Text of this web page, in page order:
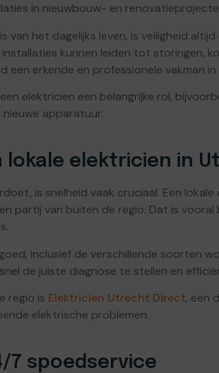
in nieuwbouw- en
van het dagelijks leven, is veiligheid
kunnen leiden tot storingen,
een erkende en professionele vakman
elektricien een belangrijke rol,
apparatuur.
lokale elektricien in
is snelheid vaak cruciaal. Een
partij van buiten de regio. Dat is vooral
inclusief de verschillende soorten
de juiste diagnose te stellen en
regio is Elektricien Utrecht Direct, een
elektrische problemen.
7 spoedservice